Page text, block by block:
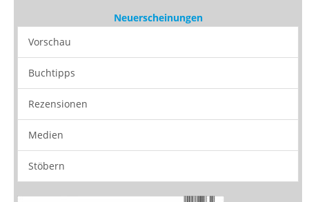
Neuerscheinungen
Vorschau
Buchtipps
Rezensionen
Medien
Stöbern